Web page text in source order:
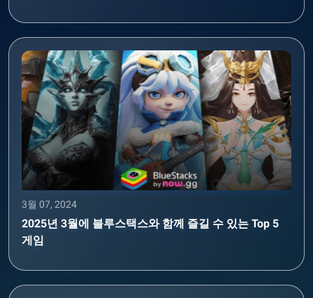
3월 07, 2024
2025년 3월에 블루스택스와 함께 즐길 수 있는 Top 5
게임